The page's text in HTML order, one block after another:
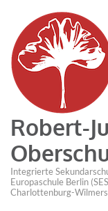
Robert-
Integrierte
Europaschule Berlin
Charlottenburg-